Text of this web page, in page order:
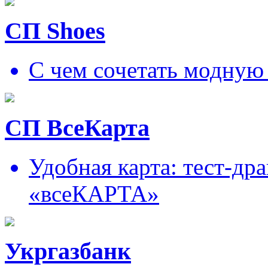
СП Shoes
С чем сочетать модную
СП ВсеКарта
Удобная карта: тест-
«всеКАРТА»
Укргазбанк